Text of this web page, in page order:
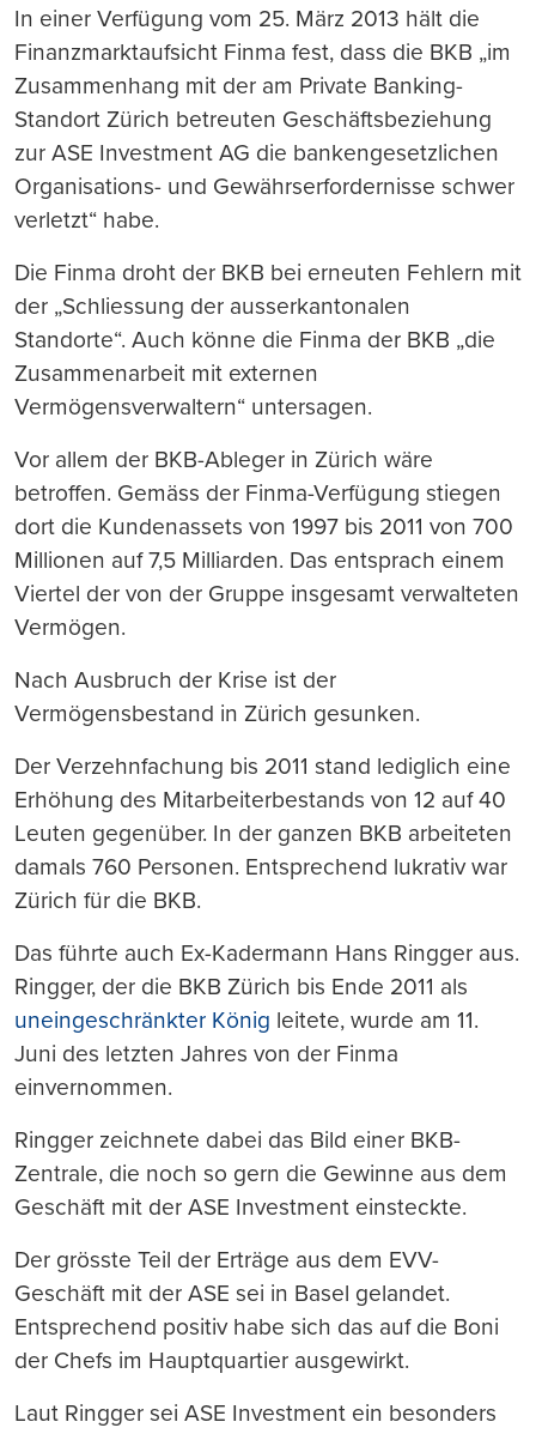
In einer Verfügung vom 25. März 2013 hält die
Finanzmarktaufsicht Finma fest, dass die BKB „im
Zusammenhang mit der am Private Banking-
Standort Zürich betreuten Geschäftsbeziehung
zur ASE Investment AG die bankengesetzlichen
Organisations- und Gewährserfordernisse schwer
verletzt“ habe.
Die Finma droht der BKB bei erneuten Fehlern mit
der „Schliessung der ausserkantonalen
Standorte“. Auch könne die Finma der BKB „die
Zusammenarbeit mit externen
Vermögensverwaltern“ untersagen.
Vor allem der BKB-Ableger in Zürich wäre
betroffen. Gemäss der Finma-Verfügung stiegen
dort die Kundenassets von 1997 bis 2011 von 700
Millionen auf 7,5 Milliarden. Das entsprach einem
Viertel der von der Gruppe insgesamt verwalteten
Vermögen.
Nach Ausbruch der Krise ist der
Vermögensbestand in Zürich gesunken.
Der Verzehnfachung bis 2011 stand lediglich eine
Erhöhung des Mitarbeiterbestands von 12 auf 40
Leuten gegenüber. In der ganzen BKB arbeiteten
damals 760 Personen. Entsprechend lukrativ war
Zürich für die BKB.
Das führte auch Ex-Kadermann Hans Ringger aus.
Ringger, der die BKB Zürich bis Ende 2011 als
uneingeschränkter König leitete, wurde am 11.
Juni des letzten Jahres von der Finma
einvernommen.
Ringger zeichnete dabei das Bild einer BKB-
Zentrale, die noch so gern die Gewinne aus dem
Geschäft mit der ASE Investment einsteckte.
Der grösste Teil der Erträge aus dem EVV-
Geschäft mit der ASE sei in Basel gelandet.
Entsprechend positiv habe sich das auf die Boni
der Chefs im Hauptquartier ausgewirkt.
Laut Ringger sei ASE Investment ein besonders